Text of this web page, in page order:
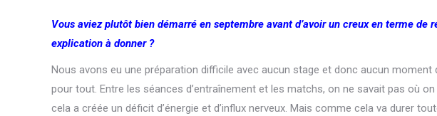
Vous aviez plutôt bien démarré en septembre avant d’avoir un creux en terme de
explication à donner ?
Nous avons eu une préparation difficile avec aucun stage et donc aucun
pour tout. Entre les séances d’entraînement et les matchs, on ne savait pas où on
cela a créée un déficit d’énergie et d’influx nerveux. Mais comme cela va durer